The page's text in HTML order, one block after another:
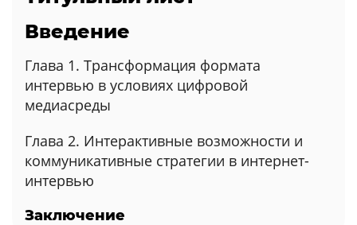
Введение
Глава 1. Трансформация формата
интервью в условиях цифровой
медиасреды
Глава 2. Интерактивные возможности и
коммуникативные стратегии в интернет-
интервью
Заключение